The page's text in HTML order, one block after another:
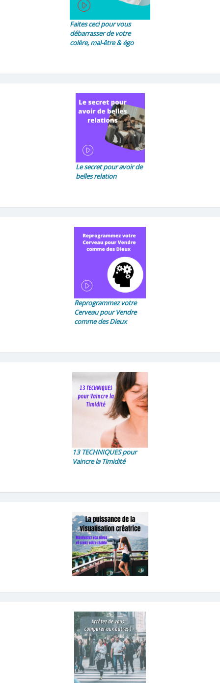
Faites ceci pour vous
débarrasser de votre
colère, mal-être & égo
Le secret pour avoir de
belles relation
Reprogrammez votre
Cerveau pour Vendre
comme des Dieux
13 TECHNIQUES pour
Vaincre la Timidité